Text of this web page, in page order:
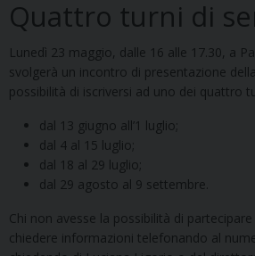
Quattro turni di
Lunedì 23 maggio, dalle 16 alle 17.30, a
svolgerà un incontro di presentazione
possibilità di iscriversi ad uno dei quattro
dal 13 giugno all’1 luglio;
dal 4 al 15 luglio;
dal 18 al 29 luglio;
dal 29 agosto al 9 settembre.
Chi non avesse la possibilità di
chiedere informazioni telefonando al